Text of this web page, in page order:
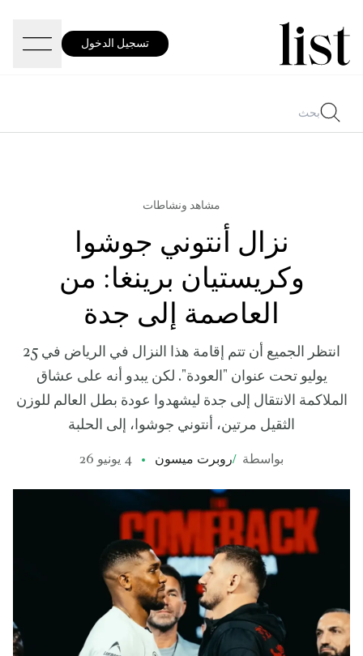
تسجيل الدخول
مشاهد ونشاطات
نزال أنتوني جوشوا
وكريستيان برينغا: من
العاصمة إلى جدة
انتظر الجميع أن تتم إقامة هذا النزال في الرياض في 25
يوليو تحت عنوان "العودة". لكن يبدو أنه على عشاق
الملاكمة الانتقال إلى جدة ليشهدوا عودة بطل العالم للوزن
الثقيل مرتين، أنتوني جوشوا، إلى الحلبة
بواسطة /روبرت ميسون 4 يونيو 26